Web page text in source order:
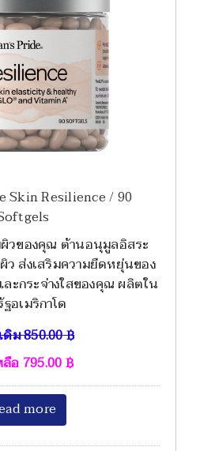
Skin Resilience / 90
วของคุณ ต้านอนุมูลอิสระ
ส่งเสริมความยืดหยุ่นของ
ะกระจ่างใสของคุณ ผลิตใน
อเมริกาโด
ดิม850.00฿
อ 795.00฿
more